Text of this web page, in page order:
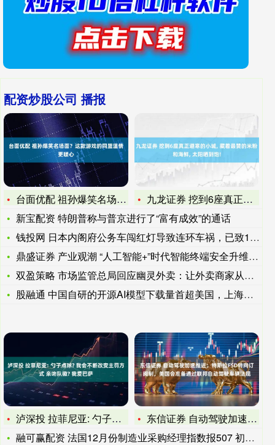
配资炒股公司 播报
台面优配 祖孙爆笑名场面？这款游戏的同盟温情更暖心
九龙证券 挖到6座真正避寒的小城, 藏着最赞的米粉和海鲜,
新宝配资 特朗普称与普京进行了“富有成效”的通话
钱投网 日本内阁府公务车闯红灯导致连环车祸，已致1死8伤
鼎盛证券 产业观潮 “人工智能+”时代智能终端安全升维：C
双盈策略 市场监管总局回应幽灵外卖：让外卖商家从纸面合规变为
股融通 中国自研的开源AI模型下载量首超美国，上海让开发者“
泸深投 拉菲尼亚: 勺子点球? 我会不断改变主罚方式 亲吻队
东信证券 自动驾驶加速推进：特斯拉FSD转向订阅制，美国会准
融可赢配资 法国12月份制造业采购经理指数报507 初步数据